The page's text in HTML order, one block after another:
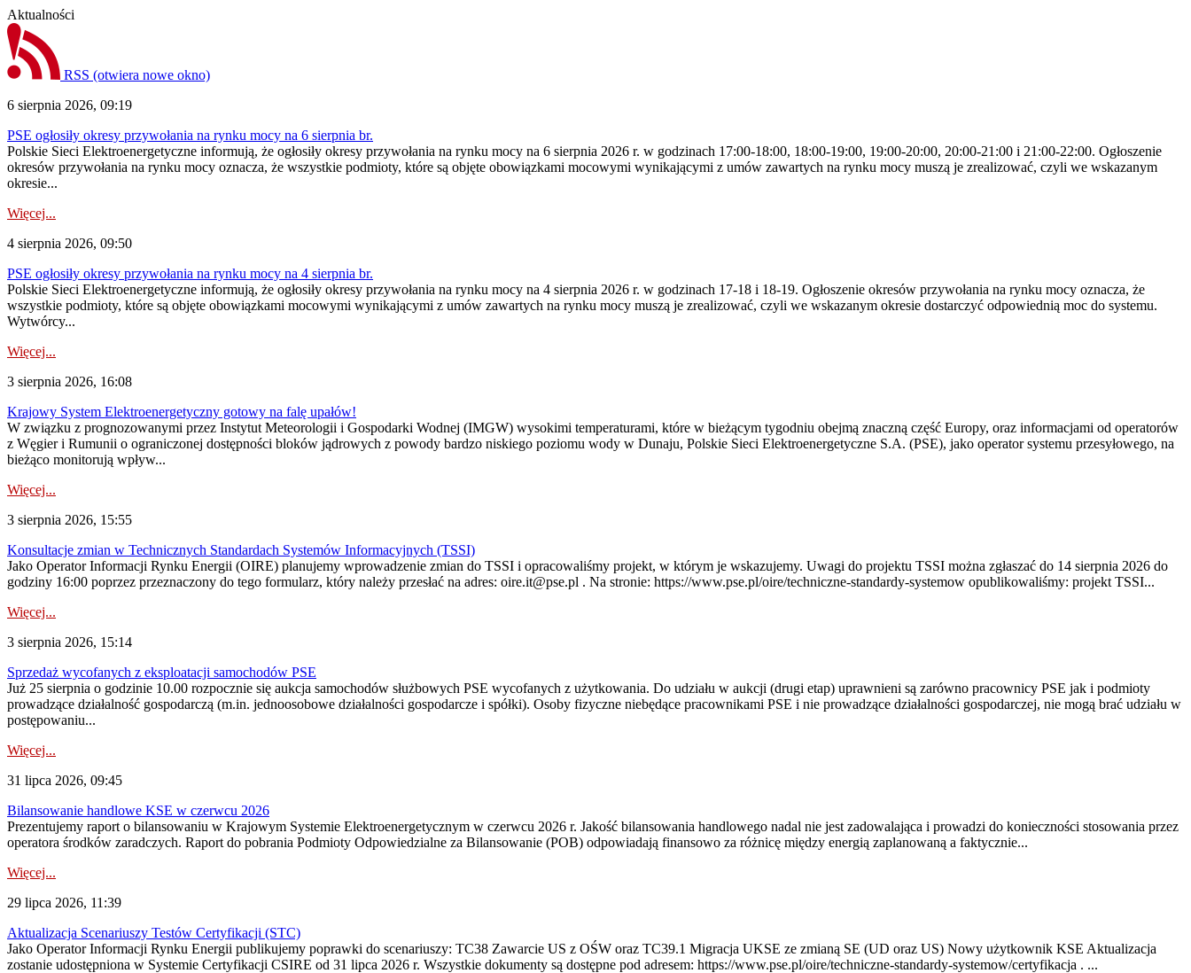
Aktualności
RSS (otwiera nowe okno)
6 sierpnia 2026, 09:19
PSE ogłosiły okresy przywołania na rynku mocy na 6 sierpnia br.
Polskie Sieci Elektroenergetyczne informują, że ogłosiły okresy przywołania na rynku mocy na 6 sierpnia 2026 r. w godzinach 17:00-18:00, 18:00-19:00, 19:00-20:00, 20:00-21:00 i 21:00-22:00. Ogłoszenie
okresów przywołania na rynku mocy oznacza, że wszystkie podmioty, które są objęte obowiązkami mocowymi wynikającymi z umów zawartych na rynku mocy muszą je zrealizować, czyli we wskazanym
okresie...
Więcej...
4 sierpnia 2026, 09:50
PSE ogłosiły okresy przywołania na rynku mocy na 4 sierpnia br.
Polskie Sieci Elektroenergetyczne informują, że ogłosiły okresy przywołania na rynku mocy na 4 sierpnia 2026 r. w godzinach 17-18 i 18-19. Ogłoszenie okresów przywołania na rynku mocy oznacza, że
wszystkie podmioty, które są objęte obowiązkami mocowymi wynikającymi z umów zawartych na rynku mocy muszą je zrealizować, czyli we wskazanym okresie dostarczyć odpowiednią moc do systemu.
Wytwórcy...
Więcej...
3 sierpnia 2026, 16:08
Krajowy System Elektroenergetyczny gotowy na falę upałów!
W związku z prognozowanymi przez Instytut Meteorologii i Gospodarki Wodnej (IMGW) wysokimi temperaturami, które w bieżącym tygodniu obejmą znaczną część Europy, oraz informacjami od operatorów
z Węgier i Rumunii o ograniczonej dostępności bloków jądrowych z powody bardzo niskiego poziomu wody w Dunaju, Polskie Sieci Elektroenergetyczne S.A. (PSE), jako operator systemu przesyłowego, na
bieżąco monitorują wpływ...
Więcej...
3 sierpnia 2026, 15:55
Konsultacje zmian w Technicznych Standardach Systemów Informacyjnych (TSSI)
Jako Operator Informacji Rynku Energii (OIRE) planujemy wprowadzenie zmian do TSSI i opracowaliśmy projekt, w którym je wskazujemy. Uwagi do projektu TSSI można zgłaszać do 14 sierpnia 2026 do
godziny 16:00 poprzez przeznaczony do tego formularz, który należy przesłać na adres: oire.it@pse.pl . Na stronie: https://www.pse.pl/oire/techniczne-standardy-systemow opublikowaliśmy: projekt TSSI...
Więcej...
3 sierpnia 2026, 15:14
Sprzedaż wycofanych z eksploatacji samochodów PSE
Już 25 sierpnia o godzinie 10.00 rozpocznie się aukcja samochodów służbowych PSE wycofanych z użytkowania. Do udziału w aukcji (drugi etap) uprawnieni są zarówno pracownicy PSE jak i podmioty
prowadzące działalność gospodarczą (m.in. jednoosobowe działalności gospodarcze i spółki). Osoby fizyczne niebędące pracownikami PSE i nie prowadzące działalności gospodarczej, nie mogą brać udziału w
postępowaniu...
Więcej...
31 lipca 2026, 09:45
Bilansowanie handlowe KSE w czerwcu 2026
Prezentujemy raport o bilansowaniu w Krajowym Systemie Elektroenergetycznym w czerwcu 2026 r. Jakość bilansowania handlowego nadal nie jest zadowalająca i prowadzi do konieczności stosowania przez
operatora środków zaradczych. Raport do pobrania Podmioty Odpowiedzialne za Bilansowanie (POB) odpowiadają finansowo za różnicę między energią zaplanowaną a faktycznie...
Więcej...
29 lipca 2026, 11:39
Aktualizacja Scenariuszy Testów Certyfikacji (STC)
Jako Operator Informacji Rynku Energii publikujemy poprawki do scenariuszy: TC38 Zawarcie US z OŚW oraz TC39.1 Migracja UKSE ze zmianą SE (UD oraz US) Nowy użytkownik KSE Aktualizacja
zostanie udostępniona w Systemie Certyfikacji CSIRE od 31 lipca 2026 r. Wszystkie dokumenty są dostępne pod adresem: https://www.pse.pl/oire/techniczne-standardy-systemow/certyfikacja . ...